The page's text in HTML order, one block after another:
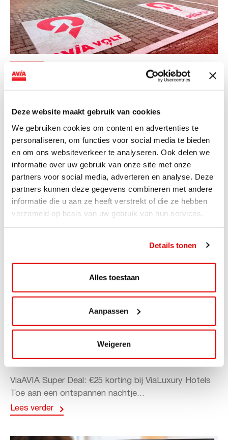
Deze website maakt gebruik van cookies
We gebruiken cookies om content en advertenties te
personaliseren, om functies voor social media te bieden
en om ons websiteverkeer te analyseren. Ook delen we
informatie over uw gebruik van onze site met onze
partners voor social media, adverteren en analyse. Deze
partners kunnen deze gegevens combineren met andere
informatie die u aan ze heeft verstrekt of die ze hebben
verzameld op basis van uw gebruik van hun services.
Details tonen
Alles toestaan
Aanpassen
Weigeren
NIEUWS
AVIA VOLT en Fletcher Hotels starten
snellaadinfrastructuur
AVIA VOLT en Fletcher Hotels starten landelijke uitrol
van DC-snellaadinfrastructuur AVIA VOLT en...
Lees verder
ACTIE
ViaAVIA Super Deal: 20% korting bij
ViaLuxury Hotels
ViaAVIA Super Deal: €25 korting bij ViaLuxury Hotels
Toe aan een ontspannen nachtje...
Lees verder